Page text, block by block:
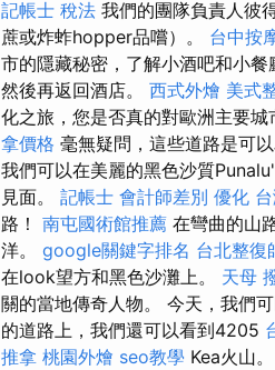
記帳士 稅法 我們的團隊負責人彼
蔗或炸蚱hopper品嚐）。 台中按
市的隱藏秘密，了解小酒吧和小
然後再返回酒店。 西式外燴 美式
化之旅，您是否真的對歐洲主要
拿價格 毫無疑問，這些道路是可
我們可以在美麗的黑色沙質
見面。 記帳士 會計師差別 優化
路！ 南屯國術館推薦 在彎曲的山
洋。 google關鍵字排名 台北整復
在look望方和黑色沙灘上。 天母
關的當地傳奇人物。 今天，我們
的道路上，我們還可以看到4205
推拿 桃園外燴 seo教學 Kea火山。